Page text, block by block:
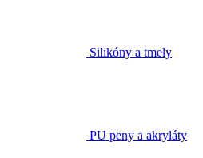
Silikóny a tmely
PU peny a akryláty